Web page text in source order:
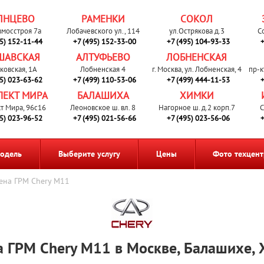
7а
152-11-44
РАМЕНКИ
Лобачевского ул., 114
+7 (495) 152-33-00
СОКОЛ
ул.Острякова д.3
+7 (495) 104-93-33
1А
023-63-62
АЛТУФЬЕВО
Лобненская 4
+7 (499) 110-53-06
ЛОБНЕНСКАЯ
г. Москва, ул. Лобненская, 4
+7 (499) 444-11-53
пр-
МИРА
Мира, 96с16
023-96-52
БАЛАШИХА
Леоновское ш. вл. 8
+7 (495) 021-56-66
ХИМКИ
Нагорное ш. д.2 корп.7
+7 (495) 023-56-06
Выберите услугу Цены Фото
ГРМ Chery M11
ГРМ Chery M11 в Москве, Балашихе,